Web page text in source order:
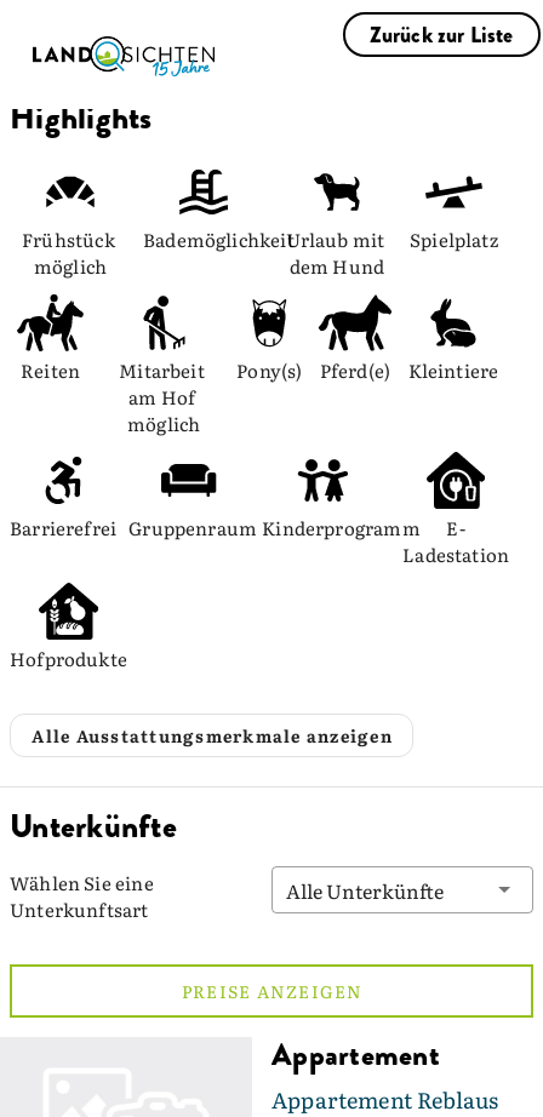
Zurück zur Liste
Highlights
Frühstück
möglich
BademöglichkeitUrlaub mit
dem Hund
Spielplatz
Reiten
Mitarbeit
am Hof
möglich
Pony(s) Pferd(e) Kleintiere
Barrierefrei Gruppenraum Kinderprogramm
E-
Ladestation
Hofprodukte
Alle Ausstattungsmerkmale anzeigen
Unterkünfte
Wählen Sie eine
Unterkunftsart
Alle Unterkünfte
PREISE ANZEIGEN
Appartement
Appartement Reblaus